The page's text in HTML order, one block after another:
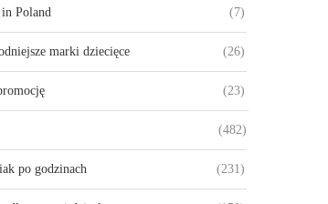
Poland (7)
marki dziecięce (26)
(23)
(482)
po godzinach (231)